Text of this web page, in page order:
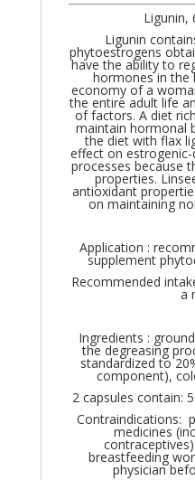
Ligunin,
Ligunin
phytoestrogens
have the ability to
hormones in the
economy of a
the entire adult life
of factors. A diet
maintain hormonal
the diet with flax
effect on
processes because
properties.
antioxidant
on maintaining
Application :
supplement
Recommended
a
Ingredients :
the degreasing
standardized to
component),
2 capsules contain:
Contraindications:
medicines
breastfeeding
physician